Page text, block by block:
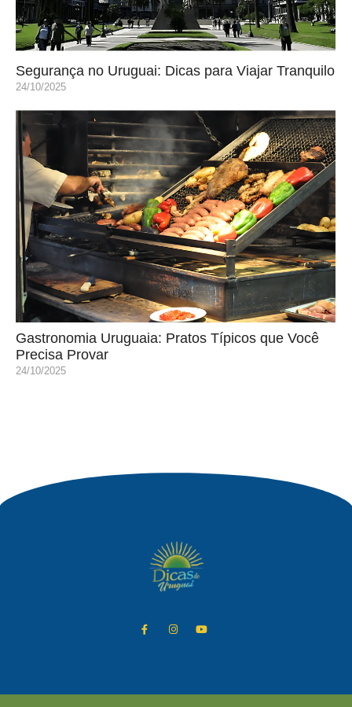
Segurança no Uruguai: Dicas para Viajar Tranquilo
24/10/2025
Gastronomia Uruguaia: Pratos Típicos que Você
Precisa Provar
24/10/2025